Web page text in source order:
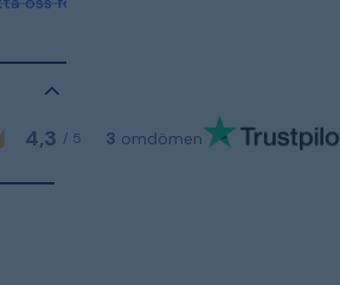
4,3 / 5 3 omdömen